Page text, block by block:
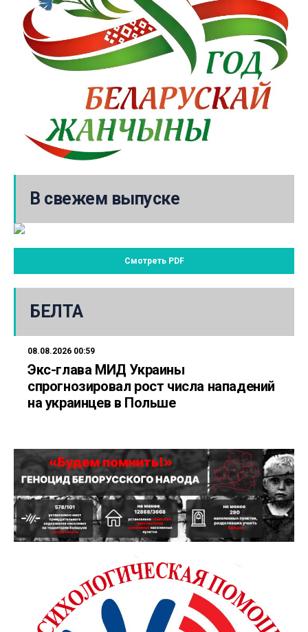
В свежем выпуске
Смотреть PDF
БЕЛТА
08.08.2026 00:59
Экс-глава МИД Украины
спрогнозировал рост числа нападений
на украинцев в Польше